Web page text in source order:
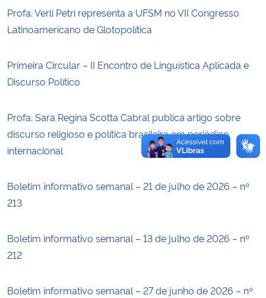
Secretaria-Geral
Advocacia-Geral da União
Banco Central do Brasil
Planalto
Profa. Verli Petri representa a UFSM no VII Congresso
Latinoamericano de Glotopolítica
Primeira Circular – II Encontro de Linguística Aplicada e
Discurso Político
Profa. Sara Regina Scotta Cabral publica artigo sobre
discurso religioso e política brasileira em periódico
internacional
Boletim informativo semanal – 21 de julho de 2026 – nº
213
Boletim informativo semanal – 13 de julho de 2026 – nº
212
Boletim informativo semanal – 27 de junho de 2026 – nº